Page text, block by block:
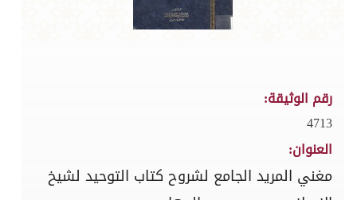
رقم الوثيقة:
4713
العنوان:
مغني المريد الجامع لشروح كتاب التوحيد لشيخ